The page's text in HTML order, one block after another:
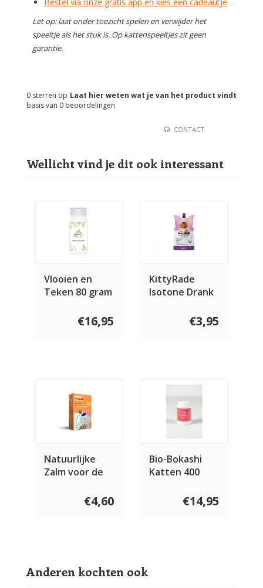
Let op: laat onder toezicht spelen en verwijder het
speeltje als het stuk is. Op kattenspeeltjes zit geen
garantie.
Laat hier weten wat je van het product vindt
0 sterren op
basis van 0 beoordelingen
CONTACT
Wellicht vind je dit ook interessant
Vlooien en
Teken 80 gram
€16,95
KittyRade
Isotone Drank
€3,95
Natuurlijke
Zalm voor de
€4,60
Bio-Bokashi
Katten 400
€14,95
Anderen kochten ook